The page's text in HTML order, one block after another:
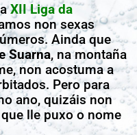
XII Liga da
non sexas
Ainda que
Suarna, na montaña
non acostuma a
Pero para
ano, quizáis non
lle puxo o nome